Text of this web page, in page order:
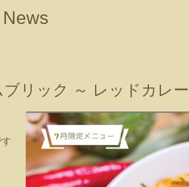
News
リック ～ レッドカレ